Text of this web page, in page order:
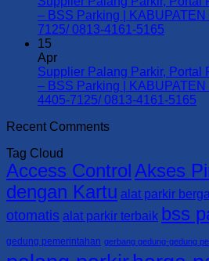
|
KOTA
4405-
7125/
0813-
|
– BSS Parking |
7125/ 0813-4161-5165
Supplier
Palang
Parkir,
Gate
–
BSS
Parking
|
15
Apr
Supplier Palang Parkir, Portal
– BSS Parking | KABUPATEN
4405-7125/ 0813-4161-5165
Recent Comments
Tag Cloud
Access ControlAkses
dengan Kartu alat parkir
otomatis alat parkir terbaik bss
gedung pemerintahan gerbang gedung-gedung